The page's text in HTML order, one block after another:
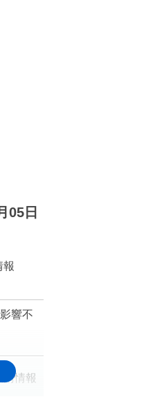
05日
報
響不
雨情報